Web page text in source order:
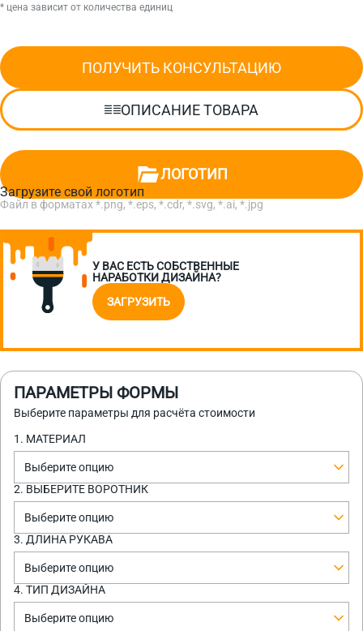
* цена зависит от количества единиц
ПОЛУЧИТЬ КОНСУЛЬТАЦИЮ
ОПИСАНИЕ ТОВАРА
ЛОГОТИП
Загрузите свой логотип
Файл в форматах *.png, *.eps, *.cdr, *.svg, *.ai, *.jpg
У ВАС ЕСТЬ СОБСТВЕННЫЕ
НАРАБОТКИ ДИЗАЙНА?
ЗАГРУЗИТЬ
ПАРАМЕТРЫ ФОРМЫ
Выберите параметры для расчёта стоимости
1. МАТЕРИАЛ
Выберите опцию
2. ВЫБЕРИТЕ ВОРОТНИК
Выберите опцию
3. ДЛИНА РУКАВА
Выберите опцию
4. ТИП ДИЗАЙНА
Выберите опцию